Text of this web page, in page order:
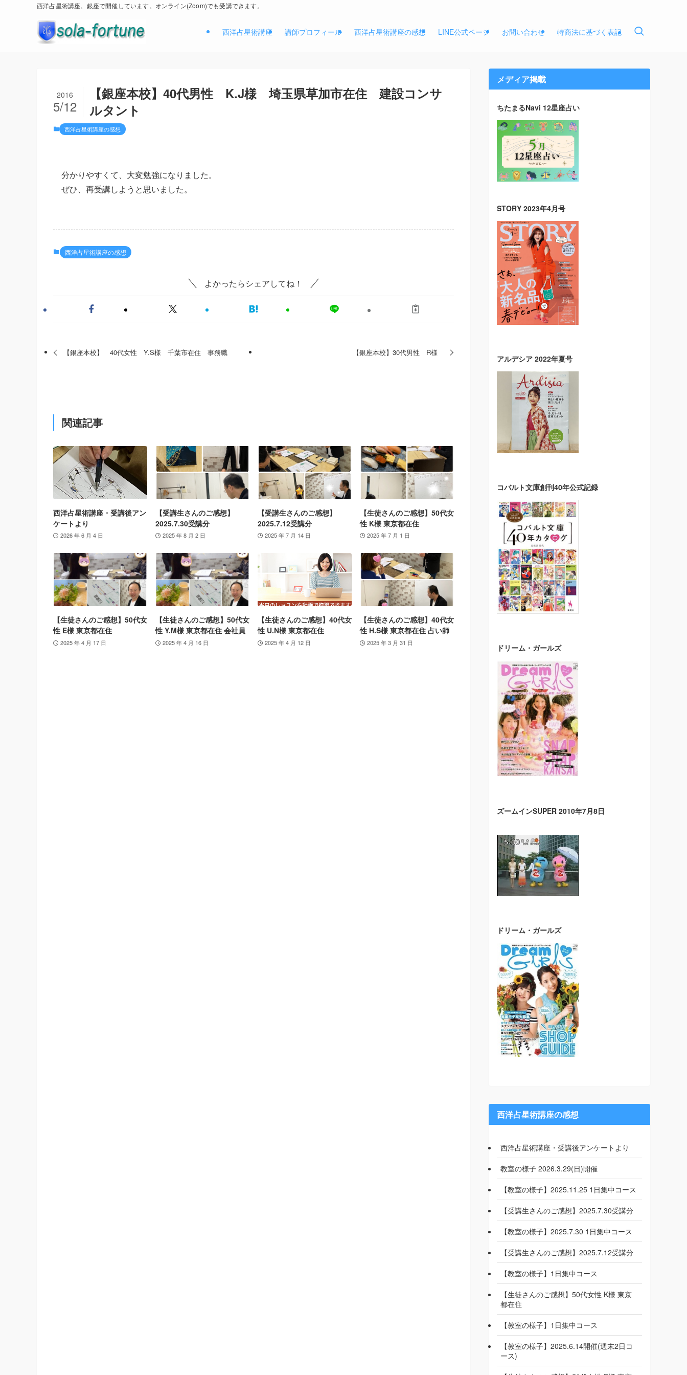
西洋占星術講座。銀座で開催しています。オンライン(Zoom)でも受講できます。
西洋占星術講座 講師プロフィール 西洋占星術講座の感想 LINE公式ページ お問い合わせ 特商法に基づく表記
【銀座本校】40代男性 K.J様 埼玉県草加市在住 建設コンサ
ルタント
2016
5/12
西洋占星術講座の感想
分かりやすくて、大変勉強になりました。
ぜひ、再受講しようと思いました。
西洋占星術講座の感想
よかったらシェアしてね！
【銀座本校】 40代女性 Y.S様 千葉市在住 事務職 【銀座本校】30代男性 R様
関連記事
西洋占星術講座・受講後アン
ケートより
2026 年 6 月 4 日
【受講生さんのご感想】
2025.7.30受講分
2025 年 8 月 2 日
【受講生さんのご感想】
2025.7.12受講分
2025 年 7 月 14 日
【生徒さんのご感想】50代女
性 K様 東京都在住
2025 年 7 月 1 日
【生徒さんのご感想】50代女
性 E様 東京都在住
2025 年 4 月 17 日
【生徒さんのご感想】50代女
性 Y.M様 東京都在住 会社員
2025 年 4 月 16 日
【生徒さんのご感想】40代女
性 U.N様 東京都在住
2025 年 4 月 12 日
【生徒さんのご感想】40代女
性 H.S様 東京都在住 占い師
2025 年 3 月 31 日
メディア掲載
ちたまるNavi 12星座占い
STORY 2023年4月号
アルデシア 2022年夏号
コバルト文庫創刊40年公式記録
ドリーム・ガールズ
ズームインSUPER 2010年7月8日
ドリーム・ガールズ
西洋占星術講座の感想
西洋占星術講座・受講後アンケートより
教室の様子 2026.3.29(日)開催
【教室の様子】2025.11.25 1日集中コース
【受講生さんのご感想】2025.7.30受講分
【教室の様子】2025.7.30 1日集中コース
【受講生さんのご感想】2025.7.12受講分
【教室の様子】1日集中コース
【生徒さんのご感想】50代女性 K様 東京
都在住
【教室の様子】1日集中コース
【教室の様子】2025.6.14開催(週末2日コ
ース)